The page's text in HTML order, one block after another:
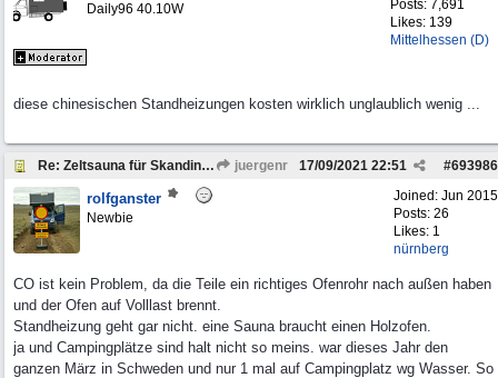
Posts: 7,691
Likes: 139
Mittelhessen (D)
Daily96 40.10W
diese chinesischen Standheizungen kosten wirklich unglaublich wenig ...
Re: Zeltsauna für Skandinavien juergenr #693986
17/09/2021 22:51
Joined: Jun 2015
Posts: 26
Likes: 1
nürnberg
rolfganster
Newbie
CO ist kein Problem, da die Teile ein richtiges Ofenrohr nach außen haben
und der Ofen auf Volllast brennt.
Standheizung geht gar nicht. eine Sauna braucht einen Holzofen.
ja und Campingplätze sind halt nicht so meins. war dieses Jahr den
ganzen März in Schweden und nur 1 mal auf Campingplatz wg Wasser. So